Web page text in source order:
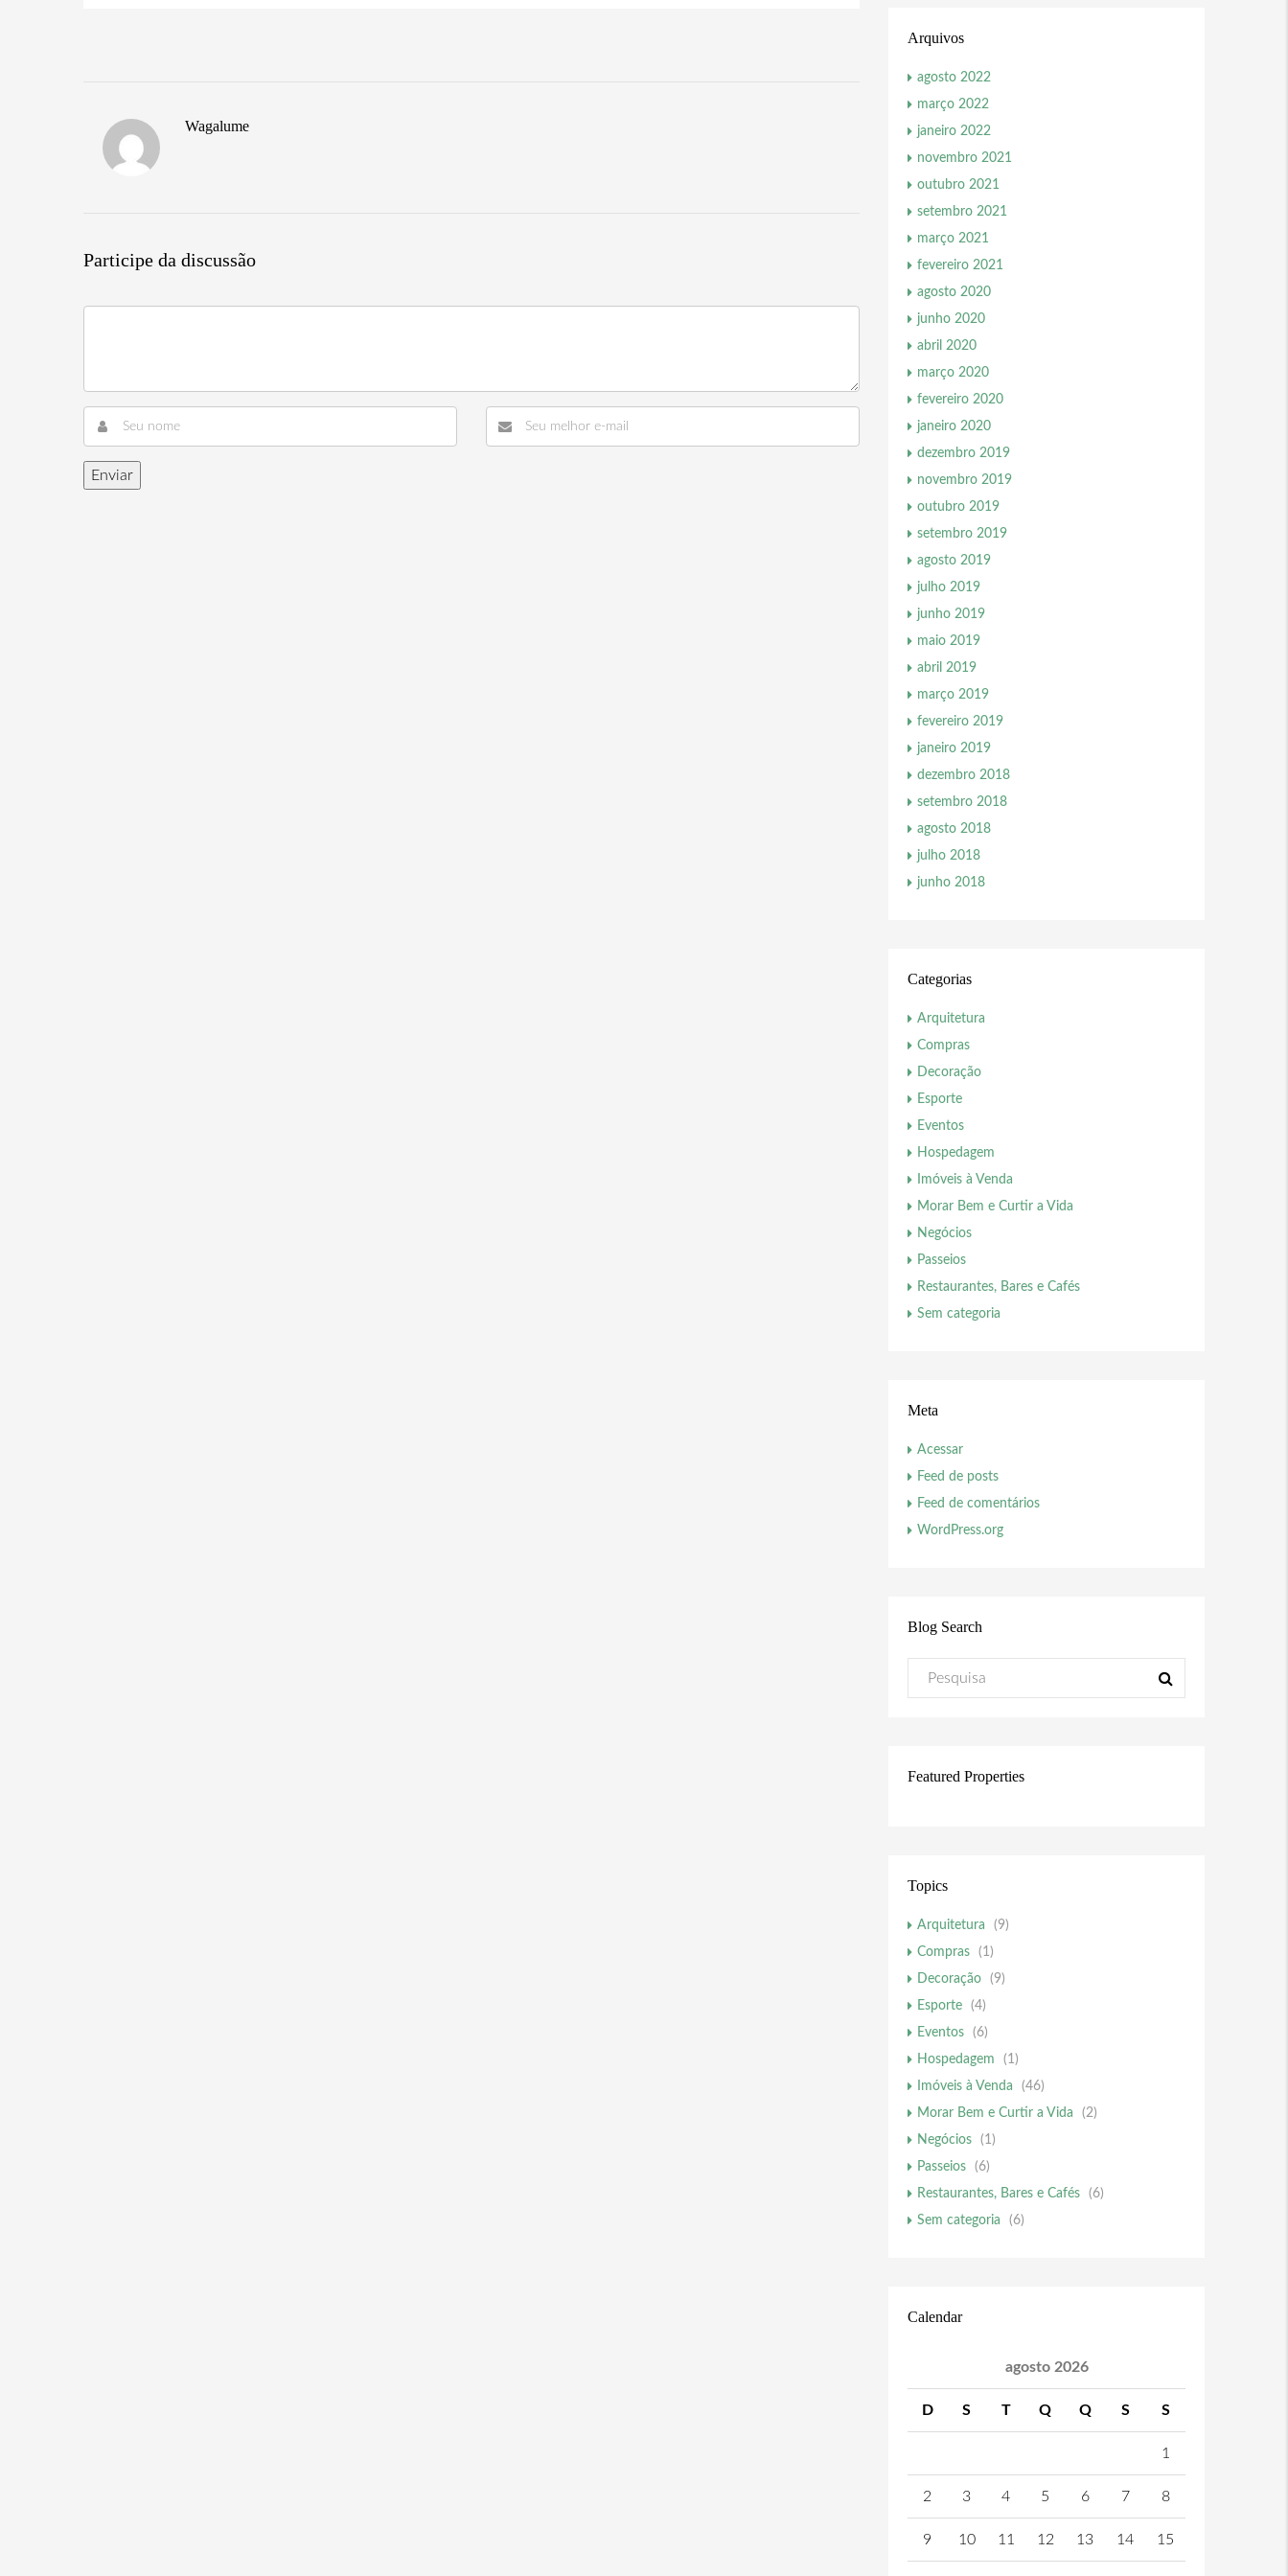
Wagalume
Participe da discussão
Arquivos
agosto 2022
março 2022
janeiro 2022
novembro 2021
outubro 2021
setembro 2021
março 2021
fevereiro 2021
agosto 2020
junho 2020
abril 2020
março 2020
fevereiro 2020
janeiro 2020
dezembro 2019
novembro 2019
outubro 2019
setembro 2019
agosto 2019
julho 2019
junho 2019
maio 2019
abril 2019
março 2019
fevereiro 2019
janeiro 2019
dezembro 2018
setembro 2018
agosto 2018
julho 2018
junho 2018
Categorias
Arquitetura
Compras
Decoração
Esporte
Eventos
Hospedagem
Imóveis à Venda
Morar Bem e Curtir a Vida
Negócios
Passeios
Restaurantes, Bares e Cafés
Sem categoria
Meta
Acessar
Feed de posts
Feed de comentários
WordPress.org
Blog Search
Featured Properties
Topics
Arquitetura
(9)
Compras
(1)
Decoração
(9)
Esporte
(4)
Eventos
(6)
Hospedagem
(1)
Imóveis à Venda
(46)
Morar Bem e Curtir a Vida
(2)
Negócios
(1)
Passeios
(6)
Restaurantes, Bares e Cafés
(6)
Sem categoria
(6)
Calendar
agosto 2026
D S T Q Q S S
1
2 3 4 5 6 7 8
9 10 11 12 13 14 15